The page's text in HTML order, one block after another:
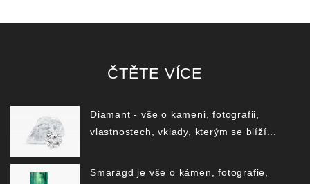
ČTĚTE VÍCE
Diamant - vše o kameni, fotografii,
vlastnostech, vklady, kterým se blíží...
Smaragd je vše o kámen, fotografie,